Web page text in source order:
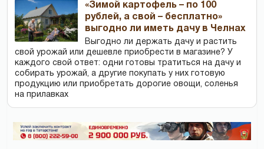
«Зимой картофель – по 100
рублей, а свой – бесплатно»
выгодно ли иметь дачу в Челнах
Выгодно ли держать дачу и растить
свой урожай или дешевле приобрести в магазине? У
каждого свой ответ: одни готовы тратиться на дачу и
собирать урожай, а другие покупать у них готовую
продукцию или приобретать дорогие овощи, соленья
на прилавках